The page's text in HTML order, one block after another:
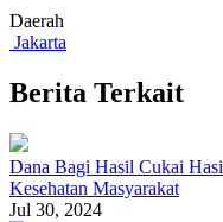
Daerah
Jakarta
Berita Terkait
Dana Bagi Hasil Cukai
Kesehatan Masyarakat
Jul 30, 2024